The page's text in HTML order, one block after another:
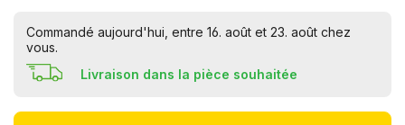
Commandé aujourd'hui, entre 16. août et 23. août chez
vous.
Livraison dans la pièce souhaitée